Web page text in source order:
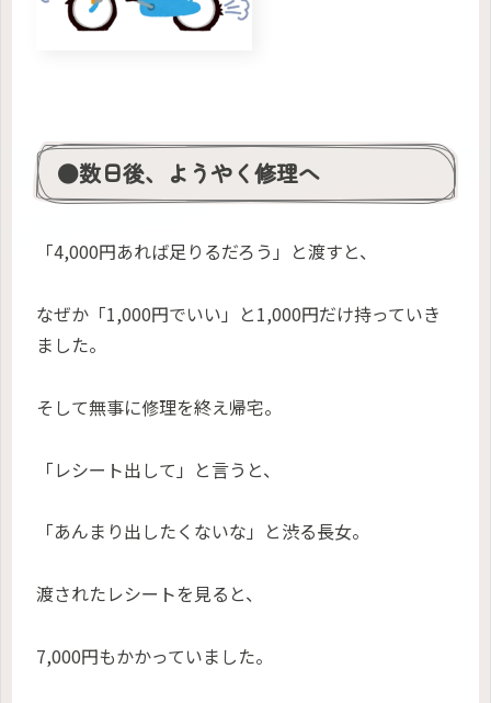
●数日後、ようやく修理へ
「4,000円あれば足りるだろう」と渡すと、
なぜか「1,000円でいい」と1,000円だけ持っていき
ました。
そして無事に修理を終え帰宅。
「レシート出して」と言うと、
「あんまり出したくないな」と渋る長女。
渡されたレシートを見ると、
7,000円もかかっていました。